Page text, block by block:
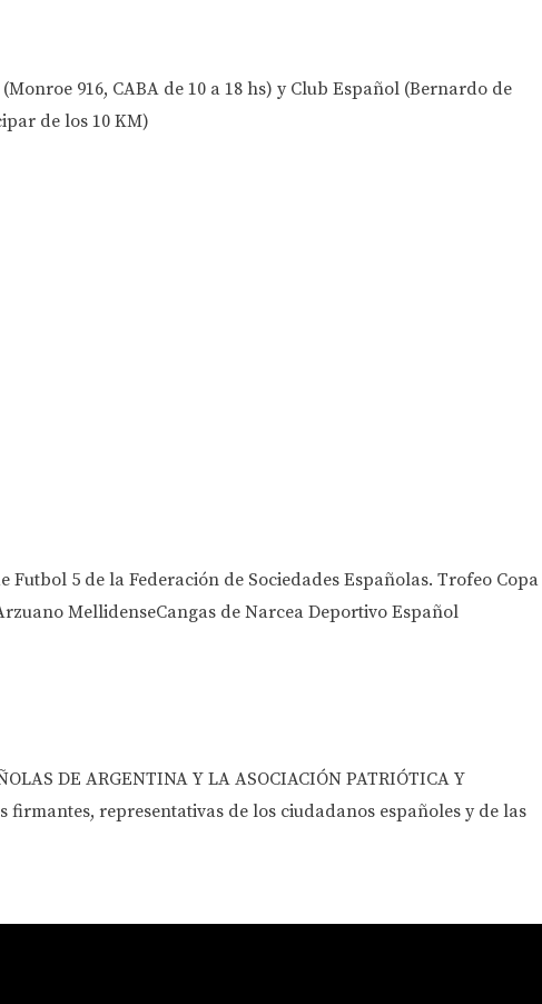
916, CABA de 10 a 18 hs) y Club Español (Bernardo de
de los 10 KM)
Futbol 5 de la Federación de Sociedades Españolas. Trofeo Copa
MellidenseCangas de Narcea Deportivo Español
DE ARGENTINA Y LA ASOCIACIÓN PATRIÓTICA Y
firmantes, representativas de los ciudadanos españoles y de las